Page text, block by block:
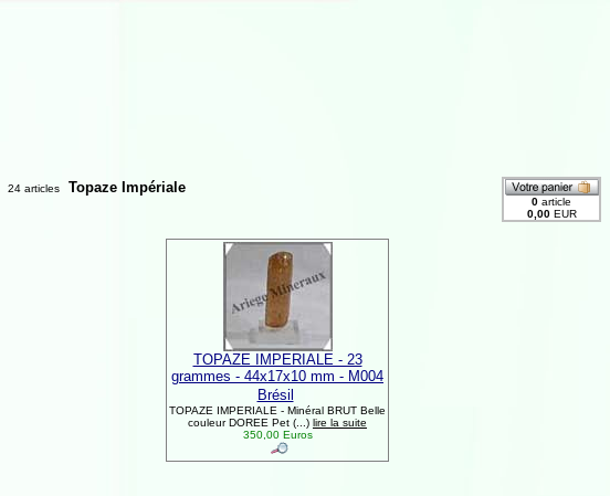
24 articles Topaze Impériale
TOPAZE IMPERIALE - 23
grammes - 44x17x10 mm - M004
Brésil
TOPAZE IMPERIALE - Minéral BRUT Belle
couleur DOREE Pet (...) lire la suite
350,00 Euros